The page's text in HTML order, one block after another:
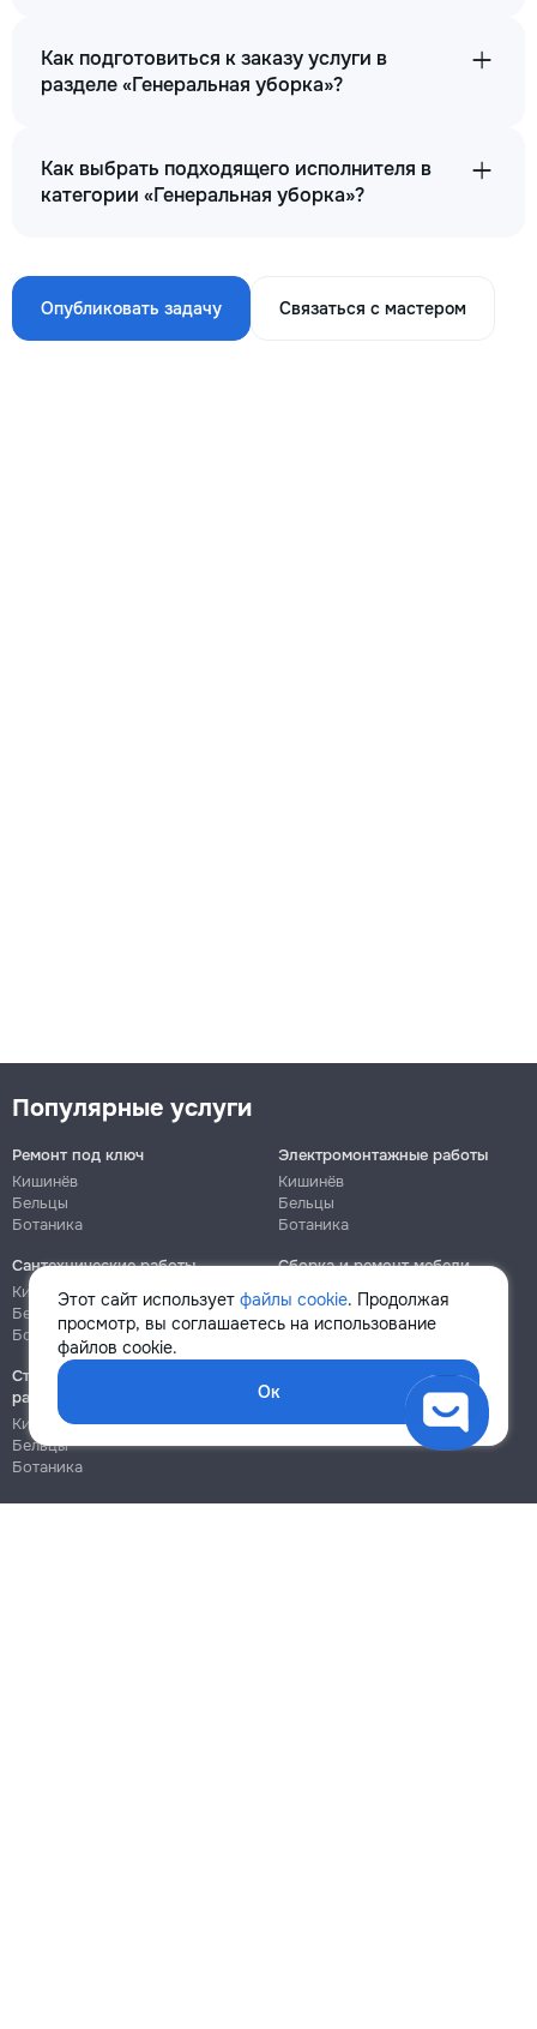
Как подготовиться к заказу услуги в
разделе «Генеральная уборка»?
Как выбрать подходящего исполнителя в
категории «Генеральная уборка»?
Опубликовать задачу Связаться с мастером
Этот сайт использует файлы cookie. Продолжая
просмотр, вы соглашаетесь на использование
файлов cookie.
Ок
Популярные услуги
Ремонт под ключ
Кишинёв
Бельцы
Ботаника
Электромонтажные работы
Кишинёв
Бельцы
Ботаника
Сантехнические работы
Кишинёв
Бельцы
Ботаника
Сборка и ремонт мебели
Кишинёв
Ботаника
Строительно-монтажные
работы
Кишинёв
Бельцы
Ботаника